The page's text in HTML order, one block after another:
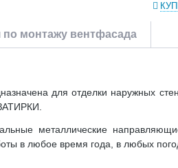
по монтажу вентфасада
для отделки наружных
металлические
в любое время года, в любых